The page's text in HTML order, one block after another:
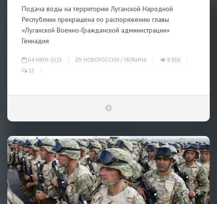
Подача воды на территорию Луганской Народной
Республики прекращена по распоряжению главы
«Луганской Военно-Гражданской администрации»
Геннадия
04-ИЮН-2015 НОВОРОССИЯ / УКРАИНА
8 858
11